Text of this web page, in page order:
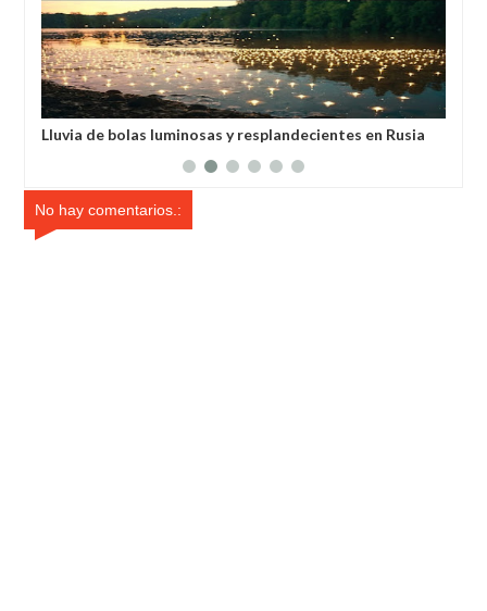
luminosas y resplandecientes en Rusia
Habló con Dios:
No hay comentarios.: